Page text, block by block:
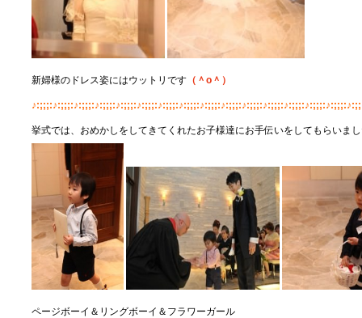
新婦様のドレス姿にはウットリです （＾ o ＾）
挙式では、おめかしをしてきてくれたお子様達にお手伝いをしてもらいま
ページボーイ＆リングボーイ＆フラワーガール